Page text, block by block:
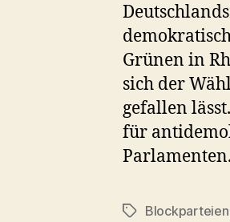
Grünen in
sich der
gefallen
für
Parlamenten.
Schlagwörter
Blockparteien